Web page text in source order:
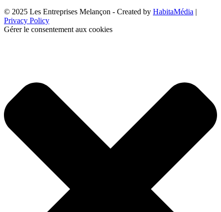
© 2025 Les Entreprises Melançon - Created by HabitaMédia |
Privacy Policy
Gérer le consentement aux cookies